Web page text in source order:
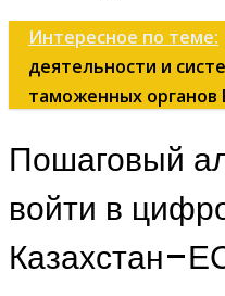
Интересное по теме:
деятельности и
таможенных органов
Пошаговый
войти в